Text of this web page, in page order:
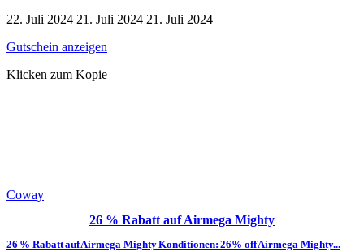
22. Juli 2024 21. Juli 2024 21. Juli 2024
Gutschein anzeigen
Klicken zum Kopie
Coway
26 % Rabatt auf Airmega Mighty
26 % Rabatt auf Airmega Mighty Konditionen: 26% off Airmega Mighty...